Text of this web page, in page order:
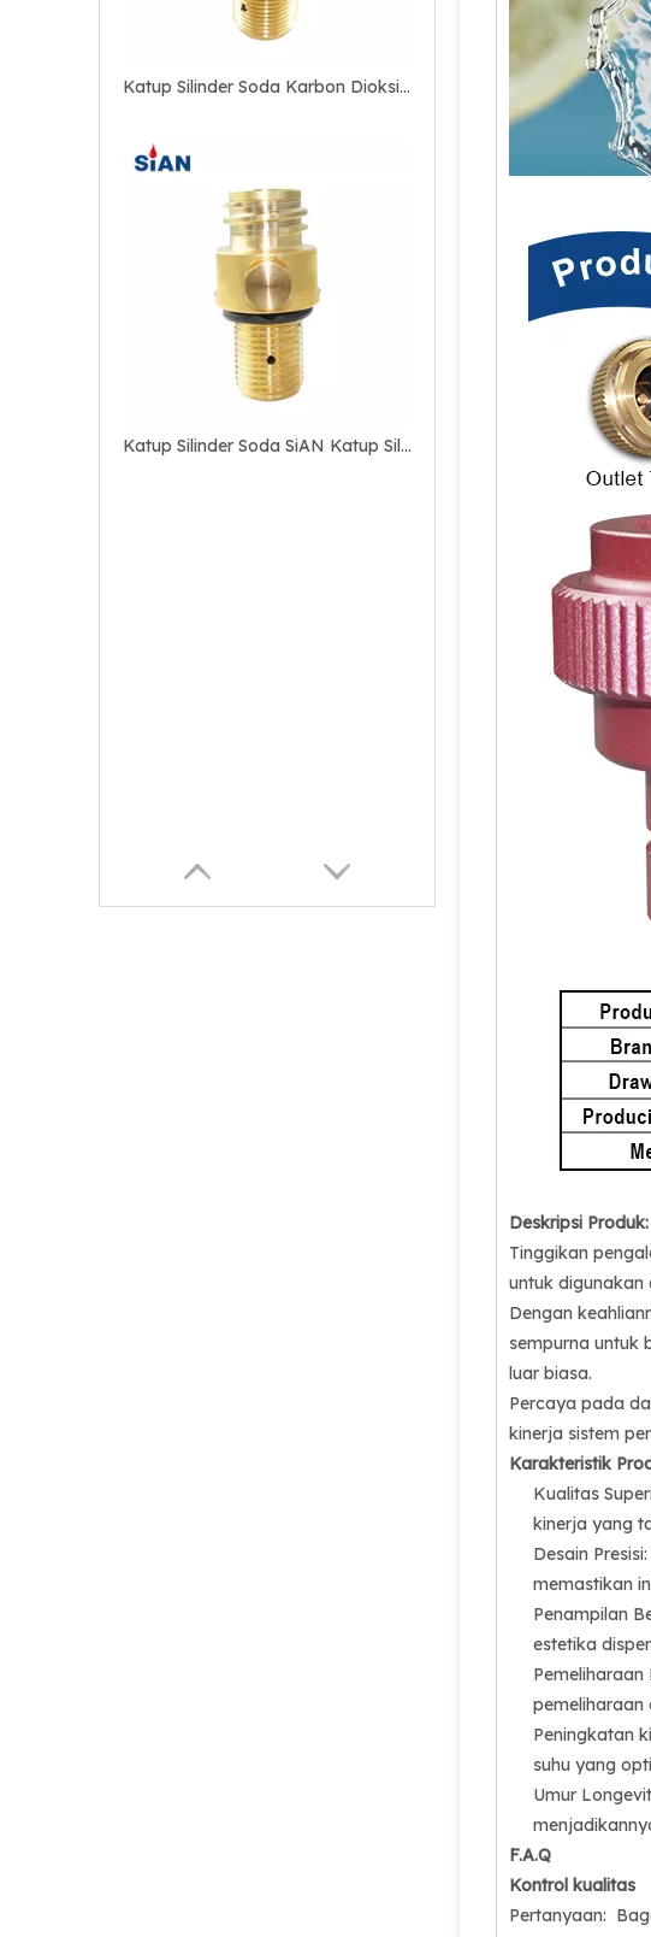
Katup Silinder Soda Karbon Dioksida Katup Silinder Kuningan Katup Pembuat Soda CO2 Tekanan Tinggi
Katup Silinder Soda SiAN Katup Silinder Kuningan Katup Pembuat Soda CO2 Tekanan Tinggi
Deskripsi Produk:
Tinggikan
untuk digunakan
Dengan
sempurna untuk
luar biasa.
Percaya pada
kinerja sistem
Karakteristik
Kualitas
kinerja yang
Desain
memastikan
Penampilan
estetika
pemeliharaan
Peningkatan
suhu yang
Umur
F.A.Q
Kontrol kualitas
Pertanyaan: